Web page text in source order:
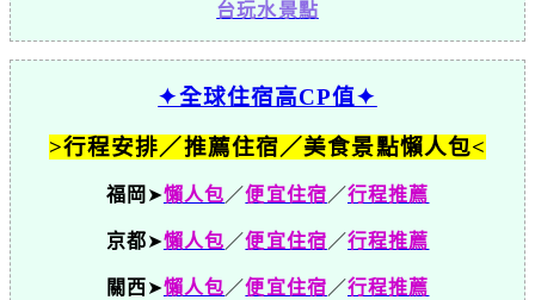
台玩水景點
✦全球住宿高CP值✦
>行程安排／推薦住宿／美食景點懶人包<
福岡 ➤懶人包 ／便宜住宿 ／行程推薦
京都➤懶人包 ／便宜住宿 ／行程推薦
關西➤懶人包 ／便宜住宿 ／行程推薦